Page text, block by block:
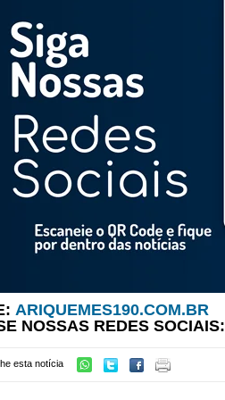
ARIQUEMES190.COM.BR
NOSSAS REDES SOCIAIS:
esta notícia